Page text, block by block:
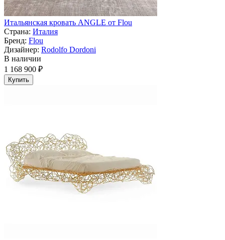
Итальянская кровать ANGLE от Flou
Страна: Италия
Бренд: Flou
Дизайнер: Rodolfo Dordoni
В наличии
1 168 900 ₽
Купить